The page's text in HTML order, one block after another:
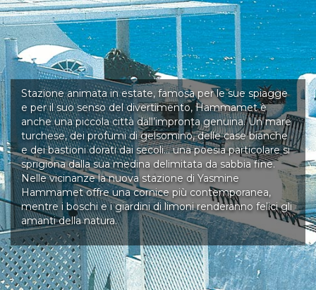
Stazione animata in estate, famosa per le sue spiagge
e per il suo senso del divertimento, Hammamet è
anche una piccola città dall’impronta genuina. Un mare
turchese, dei profumi di gelsomino, delle case bianche
e dei bastioni dorati dai secoli… una poesia particolare si
sprigiona dalla sua medina delimitata da sabbia fine.
Nelle vicinanze la nuova stazione di Yasmine
Hammamet offre una cornice più contemporanea,
mentre i boschi e i giardini di limoni renderanno felici gli
amanti della natura.